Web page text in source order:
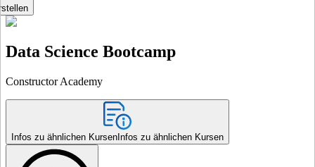
Data Science Bootcamp
Constructor Academy
Infos zu ähnlichen Kursen Infos zu ähnlichen Kursen